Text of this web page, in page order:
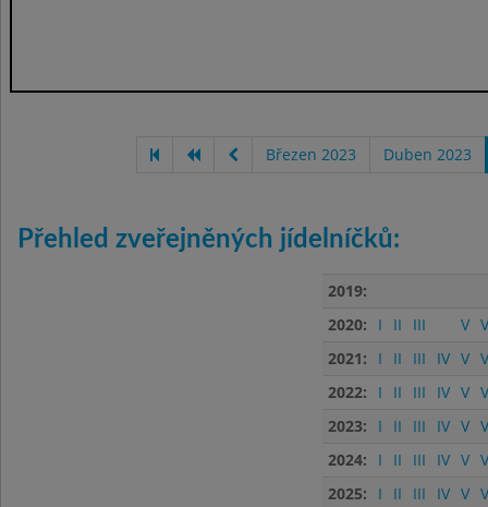
Březen 2023 Duben 2023
Přehled zveřejněných jídelníčků:
2019:
2020:
I II III V
2021:
I II III IV V
2022:
I II III IV V
2023:
I II III IV V
2024:
I II III IV V
2025:
I II III IV V